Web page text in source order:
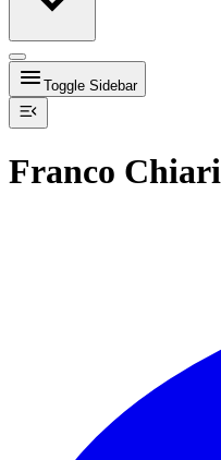
Toggle Sidebar
Franco Chiari